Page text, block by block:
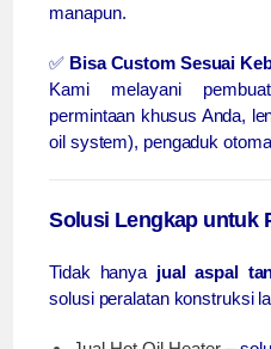
manapun.
✅ Bisa Custom Sesuai
Kami melayani
permintaan khusus Anda,
oil system), pengaduk
Solusi Lengkap untuk
Tidak hanya jual aspal
solusi peralatan konstruksi